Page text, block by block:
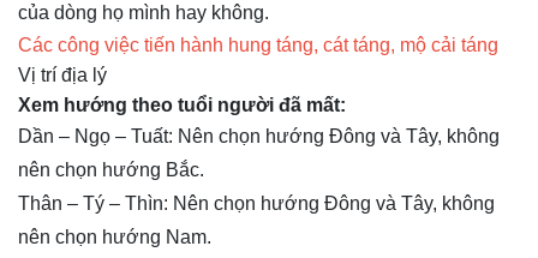
của dòng họ mình hay không.
Các công việc tiến hành hung táng, cát táng, mộ cải táng
Vị trí địa lý
Xem hướng theo tuổi người đã mất:
Dần – Ngọ – Tuất: Nên chọn hướng Đông và Tây, không
nên chọn hướng Bắc.
Thân – Tý – Thìn: Nên chọn hướng Đông và Tây, không
nên chọn hướng Nam.